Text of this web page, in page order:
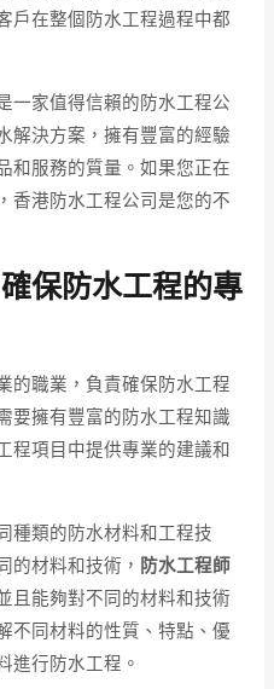
戶在整個防水工程過程中都
一家值得信賴的防水工程公
解決方案，擁有豐富的經驗
和服務的質量。如果您正在
香港防水工程公司是您的不
保防水工程的專
的職業，負責確保防水工程
要擁有豐富的防水工程知識
程項目中提供專業的建議和
種類的防水材料和工程技
的材料和技術， 防水工程師
且能夠對不同的材料和技術
不同材料的性質、特點、優
進行防水工程。